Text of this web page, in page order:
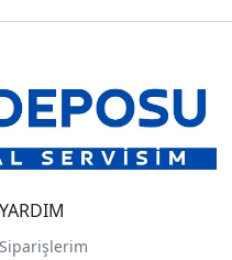
YARDIM
Siparişlerim